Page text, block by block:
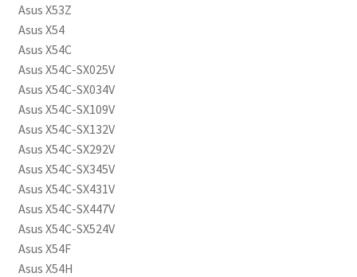
Asus X53Z
Asus X54
Asus X54C
Asus X54C-SX025V
Asus X54C-SX034V
Asus X54C-SX109V
Asus X54C-SX132V
Asus X54C-SX292V
Asus X54C-SX345V
Asus X54C-SX431V
Asus X54C-SX447V
Asus X54C-SX524V
Asus X54F
Asus X54H